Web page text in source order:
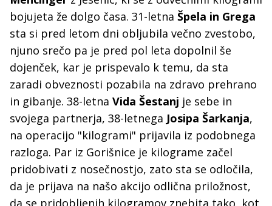
bojujeta že dolgo časa. 31-letna Špela in Grega
sta si pred letom dni obljubila večno zvestobo,
njuno srečo pa je pred pol leta dopolnil še
dojenček, kar je prispevalo k temu, da sta
zaradi obveznosti pozabila na zdravo prehrano
in gibanje. 38-letna Vida Šestanj je sebe in
svojega partnerja, 38-letnega Josipa Šarkanja,
na operacijo "kilogrami" prijavila iz podobnega
razloga. Par iz Gorišnice je kilograme začel
pridobivati z nosečnostjo, zato sta se odločila,
da je prijava na našo akcijo odlična priložnost,
da se pridobljenih kilogramov znebita tako, kot